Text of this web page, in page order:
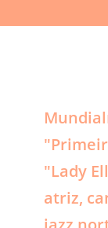
"Lady
atriz,